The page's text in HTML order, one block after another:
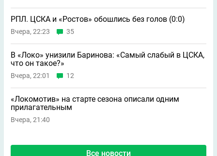
РПЛ. ЦСКА и «Ростов» обошлись без голов (0:0)
Вчера, 22:23 35
В «Локо» унизили Баринова: «Самый слабый в ЦСКА,
что он такое?»
Вчера, 22:01 12
«Локомотив» на старте сезона описали одним
прилагательным
Вчера, 21:40
Все новости